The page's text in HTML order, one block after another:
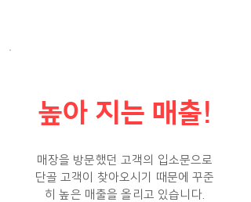
높아 지는 매출!
매장을 방문했던 고객의 입소문으로
단골 고객이 찾아오시기 때문에 꾸준
히 높은 매출을 올리고 있습니다.